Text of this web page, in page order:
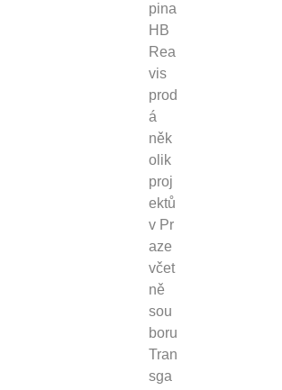
pina
HB
Rea
vis
prod
á
něk
olik
proj
ektů
v Pr
aze
včet
ně
sou
boru
Tran
sga